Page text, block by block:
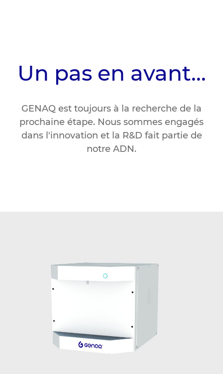
Un pas en avant...
GENAQ est toujours à la recherche de la
prochaine étape. Nous sommes engagés
dans l'innovation et la R&D fait partie de
notre ADN.